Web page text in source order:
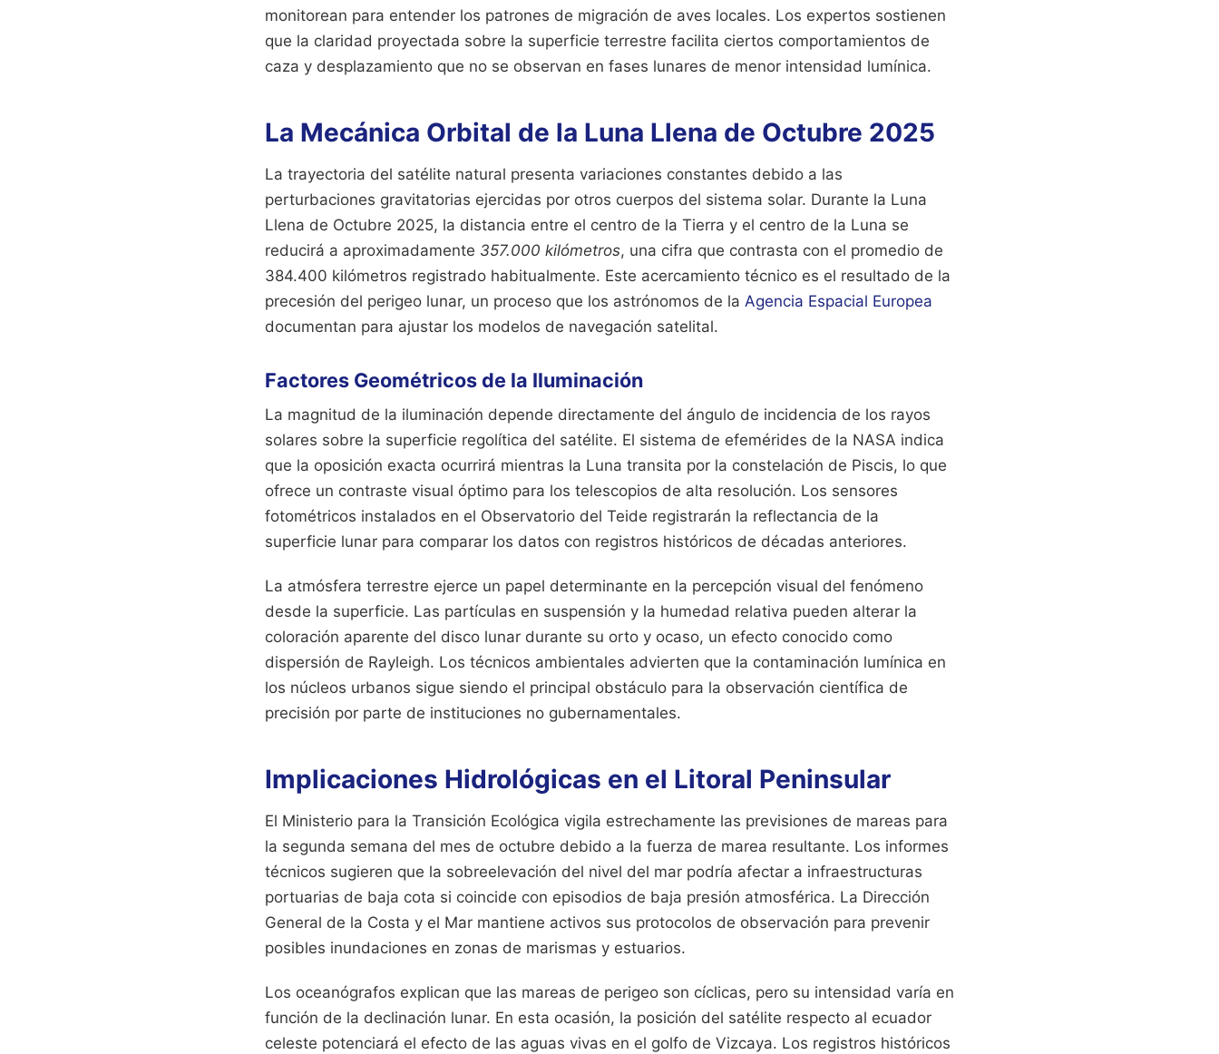
monitorean para entender los patrones de migración de aves locales. Los expertos sostienen
que la claridad proyectada sobre la superficie terrestre facilita ciertos comportamientos de
caza y desplazamiento que no se observan en fases lunares de menor intensidad lumínica.
La Mecánica Orbital de la Luna Llena de Octubre 2025
La trayectoria del satélite natural presenta variaciones constantes debido a las
perturbaciones gravitatorias ejercidas por otros cuerpos del sistema solar. Durante la Luna
Llena de Octubre 2025, la distancia entre el centro de la Tierra y el centro de la Luna se
reducirá a aproximadamente 357.000 kilómetros, una cifra que contrasta con el promedio de
384.400 kilómetros registrado habitualmente. Este acercamiento técnico es el resultado de la
precesión del perigeo lunar, un proceso que los astrónomos de la Agencia Espacial Europea
documentan para ajustar los modelos de navegación satelital.
Factores Geométricos de la Iluminación
La magnitud de la iluminación depende directamente del ángulo de incidencia de los rayos
solares sobre la superficie regolítica del satélite. El sistema de efemérides de la NASA indica
que la oposición exacta ocurrirá mientras la Luna transita por la constelación de Piscis, lo que
ofrece un contraste visual óptimo para los telescopios de alta resolución. Los sensores
fotométricos instalados en el Observatorio del Teide registrarán la reflectancia de la
superficie lunar para comparar los datos con registros históricos de décadas anteriores.
La atmósfera terrestre ejerce un papel determinante en la percepción visual del fenómeno
desde la superficie. Las partículas en suspensión y la humedad relativa pueden alterar la
coloración aparente del disco lunar durante su orto y ocaso, un efecto conocido como
dispersión de Rayleigh. Los técnicos ambientales advierten que la contaminación lumínica en
los núcleos urbanos sigue siendo el principal obstáculo para la observación científica de
precisión por parte de instituciones no gubernamentales.
Implicaciones Hidrológicas en el Litoral Peninsular
El Ministerio para la Transición Ecológica vigila estrechamente las previsiones de mareas para
la segunda semana del mes de octubre debido a la fuerza de marea resultante. Los informes
técnicos sugieren que la sobreelevación del nivel del mar podría afectar a infraestructuras
portuarias de baja cota si coincide con episodios de baja presión atmosférica. La Dirección
General de la Costa y el Mar mantiene activos sus protocolos de observación para prevenir
posibles inundaciones en zonas de marismas y estuarios.
Los oceanógrafos explican que las mareas de perigeo son cíclicas, pero su intensidad varía en
función de la declinación lunar. En esta ocasión, la posición del satélite respecto al ecuador
celeste potenciará el efecto de las aguas vivas en el golfo de Vizcaya. Los registros históricos